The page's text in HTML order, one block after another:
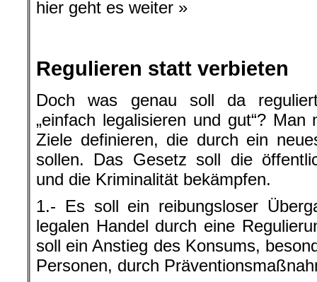
hier geht es weiter »
Regulieren statt verbieten
Doch was genau soll da
„einfach legalisieren und gut“?
Ziele definieren, die durch ein
sollen. Das Gesetz soll die
und die Kriminalität bekämpfen.
1.- Es soll ein reibungsloser
legalen Handel durch eine
soll ein Anstieg des Konsums,
Personen, durch